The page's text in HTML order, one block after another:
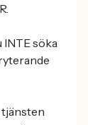
söka